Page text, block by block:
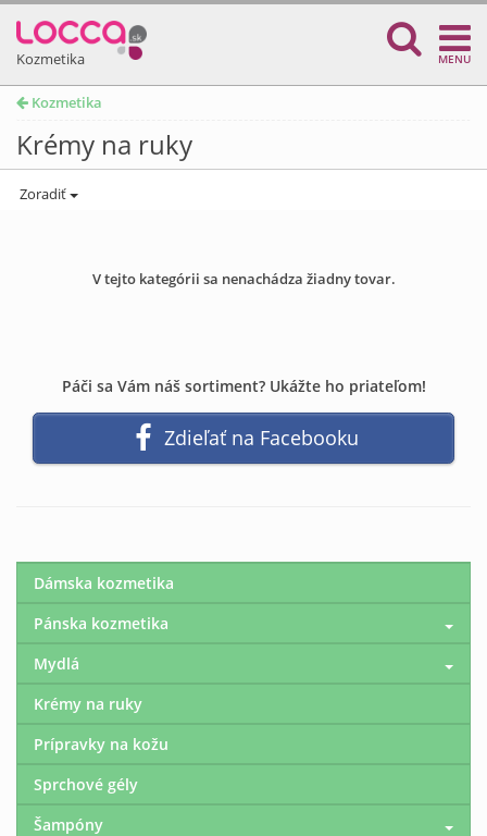
Kozmetika MENU
Kozmetika
Krémy na ruky
Zoradiť
V tejto kategórii sa nenachádza žiadny tovar.
Páči sa Vám náš sortiment? Ukážte ho priateľom!
Zdieľať na Facebooku
Dámska kozmetika
Pánska kozmetika
Mydlá
Krémy na ruky
Prípravky na kožu
Sprchové gély
Šampóny